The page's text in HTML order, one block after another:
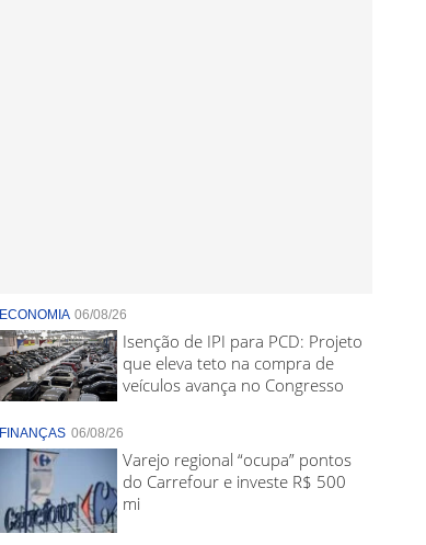
ECONOMIA 06/08/26
Isenção de IPI para PCD: Projeto
que eleva teto na compra de
veículos avança no Congresso
FINANÇAS 06/08/26
Varejo regional “ocupa” pontos
do Carrefour e investe R$ 500
mi